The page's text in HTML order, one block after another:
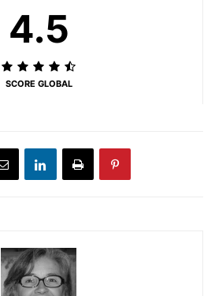
4.5
SCORE GLOBAL